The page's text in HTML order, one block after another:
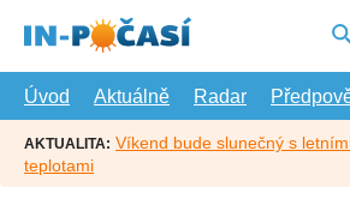
hlavní
Úvod
Aktuálně Radar
AKTUALITA: Víkend bude slunečný s
teplotami